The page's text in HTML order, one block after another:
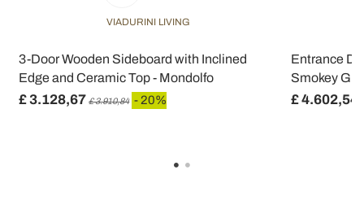
VIADURINI LIVING
3-Door Wooden Sideboard with Inclined
Edge and Ceramic Top - Mondolfo
£ 3.128,67 £ 3.910,84 - 20%
Entrance
Smokey
£ 4.602,54